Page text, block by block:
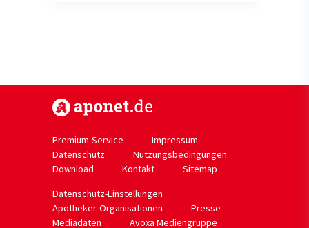
Premium-Service
Impressum
Datenschutz
Nutzungsbedingungen
Download
Kontakt
Sitemap
Datenschutz-Einstellungen
Apotheker-Organisationen
Presse
Mediadaten
Avoxa Mediengruppe